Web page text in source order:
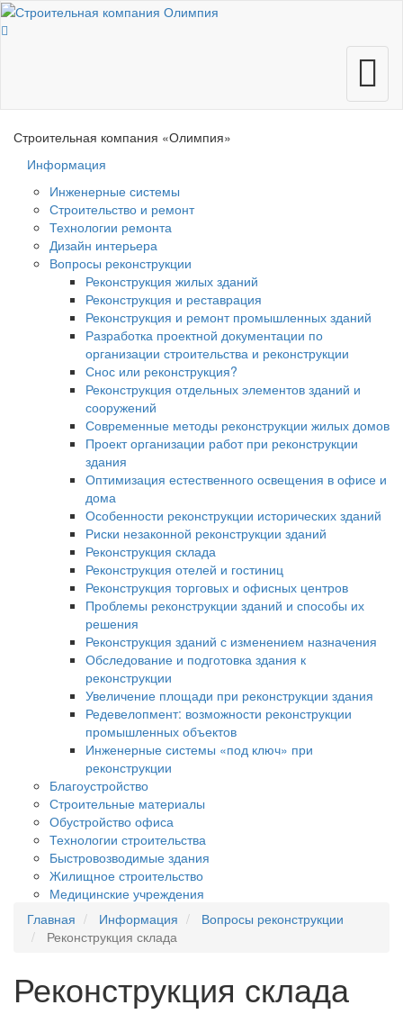
Меню
Строительная компания «Олимпия»
Информация
Инженерные системы
Строительство и ремонт
Технологии ремонта
Дизайн интерьера
Вопросы реконструкции
Реконструкция жилых зданий
Реконструкция и реставрация
Реконструкция и ремонт промышленных зданий
Разработка проектной документации по
организации строительства и реконструкции
Снос или реконструкция?
Реконструкция отдельных элементов зданий и
сооружений
Современные методы реконструкции жилых домов
Проект организации работ при реконструкции
здания
Оптимизация естественного освещения в офисе и
дома
Особенности реконструкции исторических зданий
Риски незаконной реконструкции зданий
Реконструкция склада
Реконструкция отелей и гостиниц
Реконструкция торговых и офисных центров
Проблемы реконструкции зданий и способы их
решения
Реконструкция зданий с изменением назначения
Обследование и подготовка здания к
реконструкции
Увеличение площади при реконструкции здания
Редевелопмент: возможности реконструкции
промышленных объектов
Инженерные системы «под ключ» при
реконструкции
Благоустройство
Строительные материалы
Обустройство офиса
Технологии строительства
Быстровозводимые здания
Жилищное строительство
Медицинские учреждения
Главная
Информация
Вопросы реконструкции
Реконструкция склада
Реконструкция склада